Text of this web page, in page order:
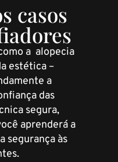
casos
a alopecia
estética –
a
das
segura,
aprenderá a
segurança às